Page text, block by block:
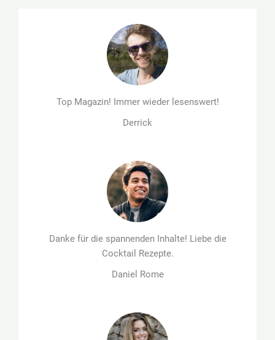
Top Magazin! Immer wieder lesenswert!
Derrick
Danke für die spannenden Inhalte! Liebe die
Cocktail Rezepte.
Daniel Rome